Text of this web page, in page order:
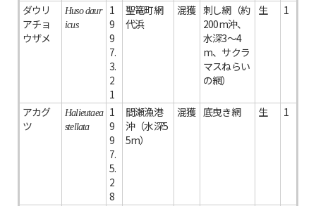
ダウリ
アチョ
ウザメ
Huso daur
icus
1
9
9
7.
3.
2
1
聖篭町網
代浜
混獲 刺し網（約
200m沖、
水深3～4
m、サクラ
マスねらい
の網）
生 1
アカグ
ツ
Halieutaea
stellata
1
9
9
7.
5.
2
8
間瀬漁港
沖（水深5
5m）
混獲 底曳き網 生 1